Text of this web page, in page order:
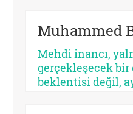
ilişkilendirilir.
ikbali ve istikbali
Hristiyanlıkta
bütün insanlığa
Muhammed
Mehdi inancı,
gerçekleşecek bir
beklentisi değil,